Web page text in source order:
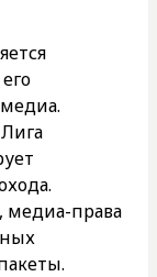
медиа-права